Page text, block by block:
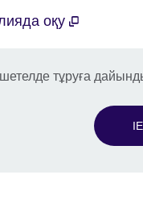
оқу
шетелде тұруға